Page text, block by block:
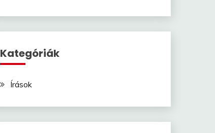
Kategóriák
Írások